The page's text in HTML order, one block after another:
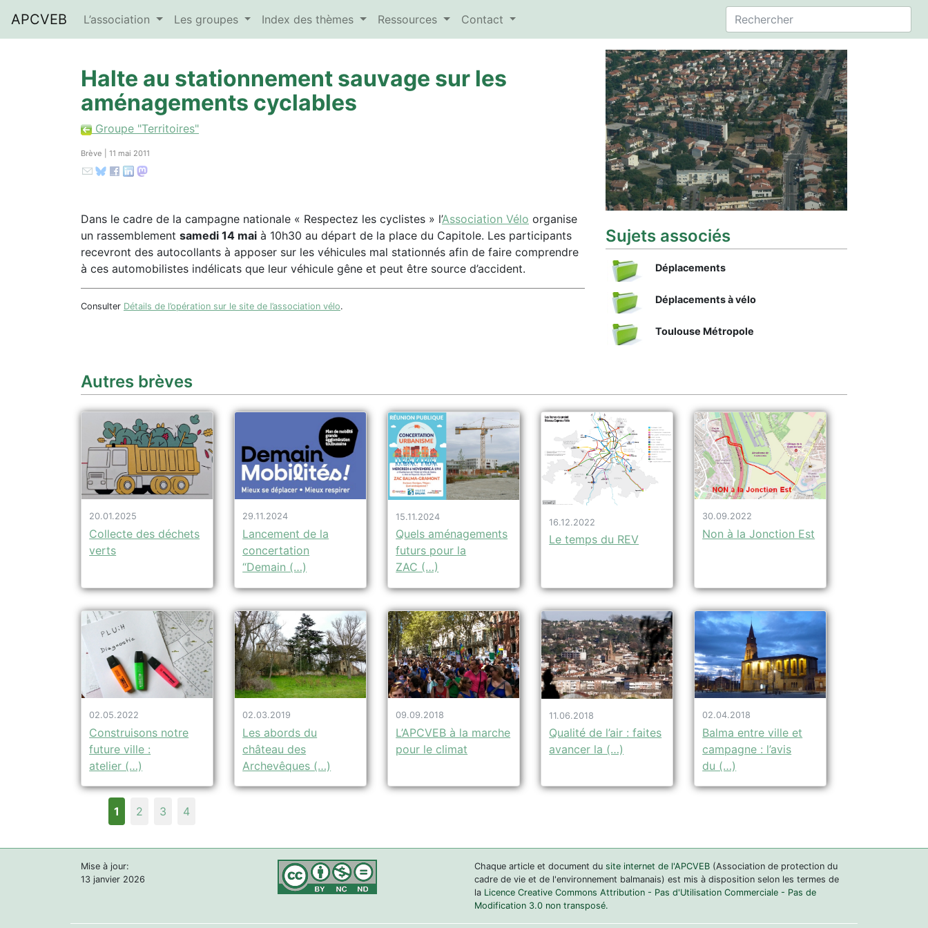
APCVEB L’association Les groupes Index des thèmes Ressources Contact
Halte au stationnement sauvage sur les
aménagements cyclables
Groupe "Territoires"
Brève | 11 mai 2011
Dans le cadre de la campagne nationale « Respectez les cyclistes » l’Association Vélo organise
un rassemblement samedi 14 mai à 10h30 au départ de la place du Capitole. Les participants
recevront des autocollants à apposer sur les véhicules mal stationnés afin de faire comprendre
à ces automobilistes indélicats que leur véhicule gêne et peut être source d’accident.
Consulter Détails de l’opération sur le site de l’association vélo.
Sujets associés
Déplacements
Déplacements à vélo
Toulouse Métropole
Autres brèves
20.01.2025
Collecte des déchets
verts
29.11.2024
Lancement de la
concertation
“Demain (…)
15.11.2024
Quels aménagements
futurs pour la
ZAC (…)
16.12.2022
Le temps du REV
30.09.2022
Non à la Jonction Est
02.05.2022
Construisons notre
future ville :
atelier (…)
02.03.2019
Les abords du
château des
Archevêques (…)
09.09.2018
L’APCVEB à la marche
pour le climat
11.06.2018
Qualité de l’air : faites
avancer la (…)
02.04.2018
Balma entre ville et
campagne : l’avis
du (…)
1 2 3 4
Mise à jour:
13 janvier 2026
Chaque article et document du site internet de l'APCVEB (Association de protection du
cadre de vie et de l'environnement balmanais) est mis à disposition selon les termes de
la Licence Creative Commons Attribution - Pas d'Utilisation Commerciale - Pas de
Modification 3.0 non transposé.